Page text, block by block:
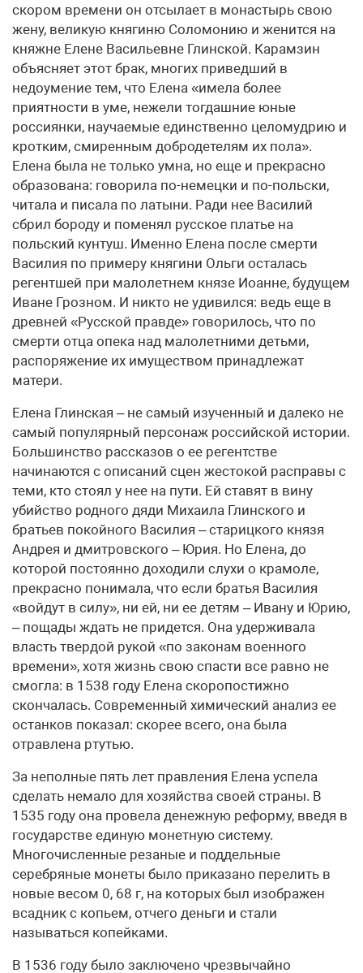
скором времени он отсылает в монастырь свою
жену, великую княгиню Соломонию и женится на
княжне Елене Васильевне Глинской. Карамзин
объясняет этот брак, многих приведший в
недоумение тем, что Елена «имела более
приятности в уме, нежели тогдашние юные
россиянки, научаемые единственно целомудрию и
кротким, смиренным добродетелям их пола».
Елена была не только умна, но еще и прекрасно
образована: говорила по-немецки и по-польски,
читала и писала по латыни. Ради нее Василий
сбрил бороду и поменял русское платье на
польский кунтуш. Именно Елена после смерти
Василия по примеру княгини Ольги осталась
регентшей при малолетнем князе Иоанне, будущем
Иване Грозном. И никто не удивился: ведь еще в
древней «Русской правде» говорилось, что по
смерти отца опека над малолетними детьми,
распоряжение их имуществом принадлежат
матери.
Елена Глинская – не самый изученный и далеко не
самый популярный персонаж российской истории.
Большинство рассказов о ее регентстве
начинаются с описаний сцен жестокой расправы с
теми, кто стоял у нее на пути. Ей ставят в вину
убийство родного дяди Михаила Глинского и
братьев покойного Василия – старицкого князя
Андрея и дмитровского – Юрия. Но Елена, до
которой постоянно доходили слухи о крамоле,
прекрасно понимала, что если братья Василия
«войдут в силу», ни ей, ни ее детям – Ивану и Юрию,
– пощады ждать не придется. Она удерживала
власть твердой рукой «по законам военного
времени», хотя жизнь свою спасти все равно не
смогла: в 1538 году Елена скоропостижно
скончалась. Современный химический анализ ее
останков показал: скорее всего, она была
отравлена ртутью.
За неполные пять лет правления Елена успела
сделать немало для хозяйства своей страны. В
1535 году она провела денежную реформу, введя в
государстве единую монетную систему.
Многочисленные резаные и поддельные
серебряные монеты было приказано перелить в
новые весом 0, 68 г, на которых был изображен
всадник с копьем, отчего деньги и стали
называться копейками.
В 1536 году было заключено чрезвычайно